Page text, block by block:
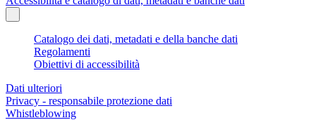
Catalogo dei dati, metadati e della banche dati
Regolamenti
Obiettivi di accessibilità
Dati ulteriori
Privacy - responsabile protezione dati
Whistleblowing